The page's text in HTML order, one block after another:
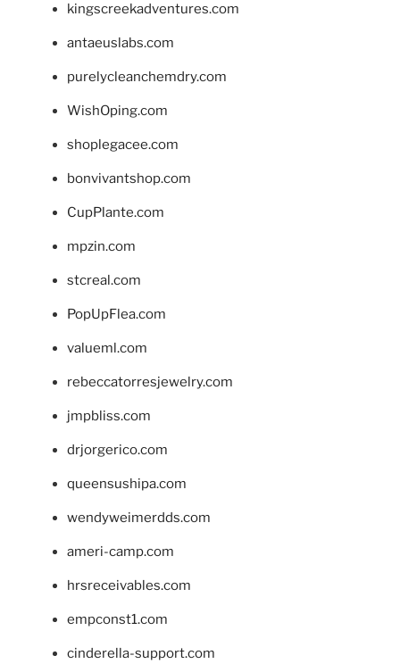
kingscreekadventures.com
antaeuslabs.com
purelycleanchemdry.com
WishOping.com
shoplegacee.com
bonvivantshop.com
CupPlante.com
mpzin.com
stcreal.com
PopUpFlea.com
valueml.com
rebeccatorresjewelry.com
jmpbliss.com
drjorgerico.com
queensushipa.com
wendyweimerdds.com
ameri-camp.com
hrsreceivables.com
empconst1.com
cinderella-support.com